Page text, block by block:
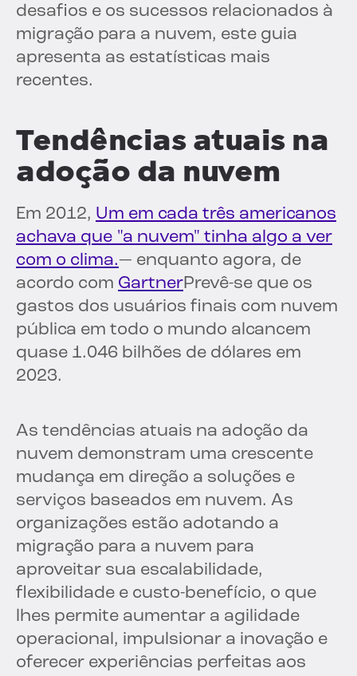
desafios e os sucessos relacionados à
migração para a nuvem, este guia
apresenta as estatísticas mais
recentes.
Tendências atuais na
adoção da nuvem
Em 2012, Um em cada três americanos
achava que "a nuvem" tinha algo a ver
com o clima.— enquanto agora, de
acordo com GartnerPrevê-se que os
gastos dos usuários finais com nuvem
pública em todo o mundo alcancem
quase 1.046 bilhões de dólares em
2023.
As tendências atuais na adoção da
nuvem demonstram uma crescente
mudança em direção a soluções e
serviços baseados em nuvem. As
organizações estão adotando a
migração para a nuvem para
aproveitar sua escalabilidade,
flexibilidade e custo-benefício, o que
lhes permite aumentar a agilidade
operacional, impulsionar a inovação e
oferecer experiências perfeitas aos